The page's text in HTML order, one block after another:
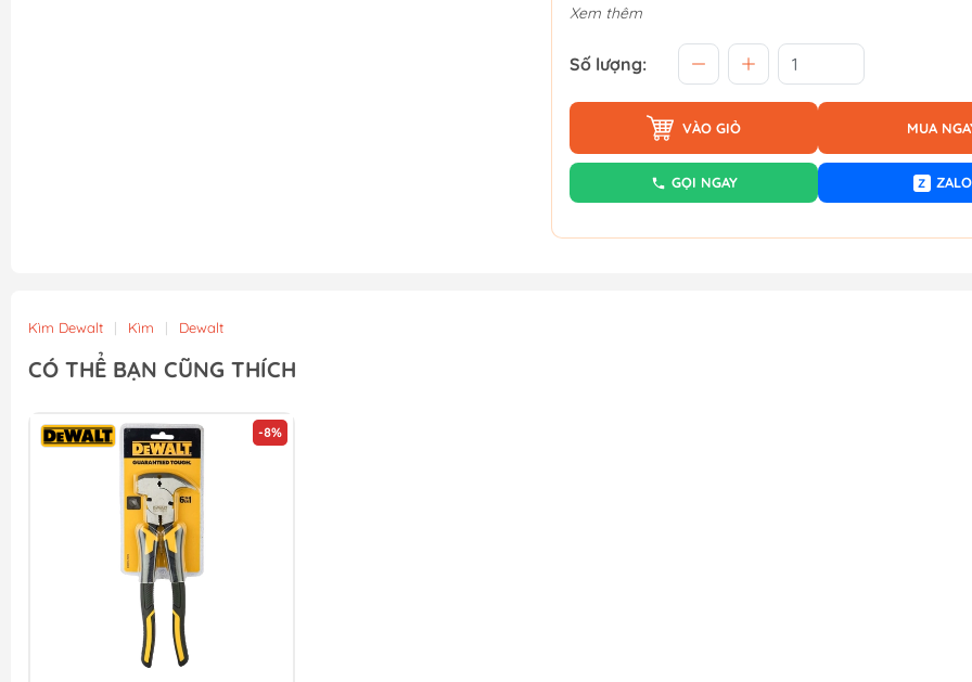
Xem thêm
Số lượng:
VÀO GIỎ MUA
GỌI NGAY Z ZALO
Kìm Dewalt | Kìm | Dewalt
CÓ THỂ BẠN CŨNG THÍCH
-8%